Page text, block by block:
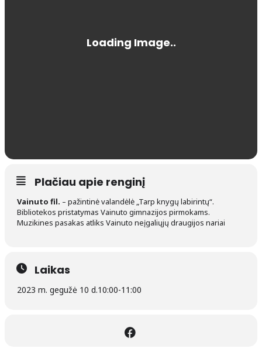
Plačiau apie renginį
Vainuto fil. – pažintinė valandėlė „Tarp knygų labirintų“.
Bibliotekos pristatymas Vainuto gimnazijos pirmokams.
Muzikines pasakas atliks Vainuto neįgaliųjų draugijos nariai
Laikas
2023 m. gegužė 10 d.10:00-11:00